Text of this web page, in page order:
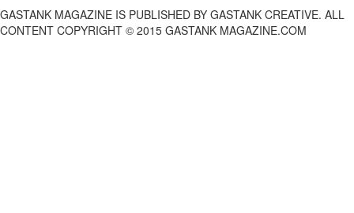
GASTANK MAGAZINE IS PUBLISHED BY GASTANK CREATIVE. ALL
CONTENT COPYRIGHT © 2015 GASTANK MAGAZINE.COM